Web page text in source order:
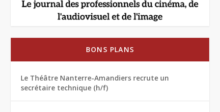
BONS PLANS
Le Théâtre Nanterre-Amandiers recrute un
secrétaire technique (h/f)